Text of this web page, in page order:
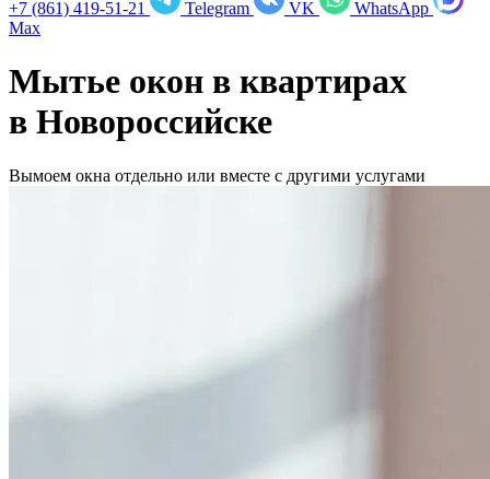
+7 (861) 419-51-21 Telegram VK
WhatsApp
Max
Мытье окон в квартирах
в Новороссийске
Вымоем окна отдельно или вместе с другими услугами